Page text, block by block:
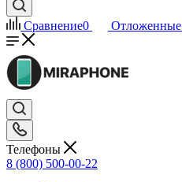
Сравнение0 Отложенные
Телефоны
8 (800) 500-00-22